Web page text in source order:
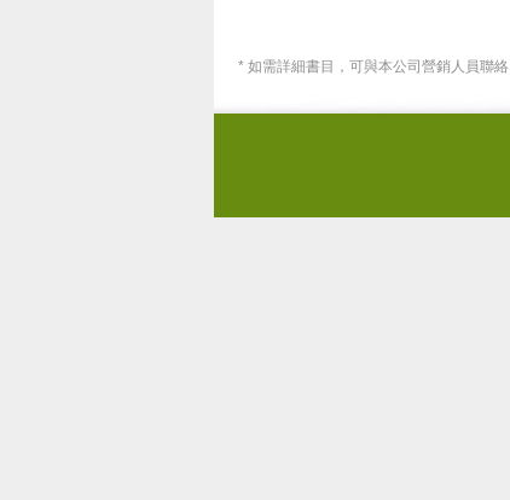
* 如需詳細書目，可與本公司營銷人員聯絡